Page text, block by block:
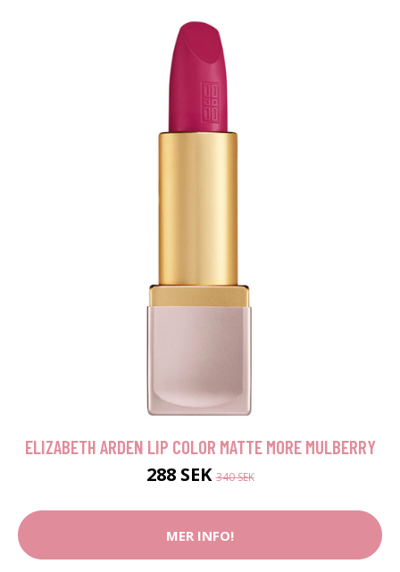
ELIZABETH ARDEN LIP COLOR MATTE MORE MULBERRY
288 SEK340 SEK
MER INFO!